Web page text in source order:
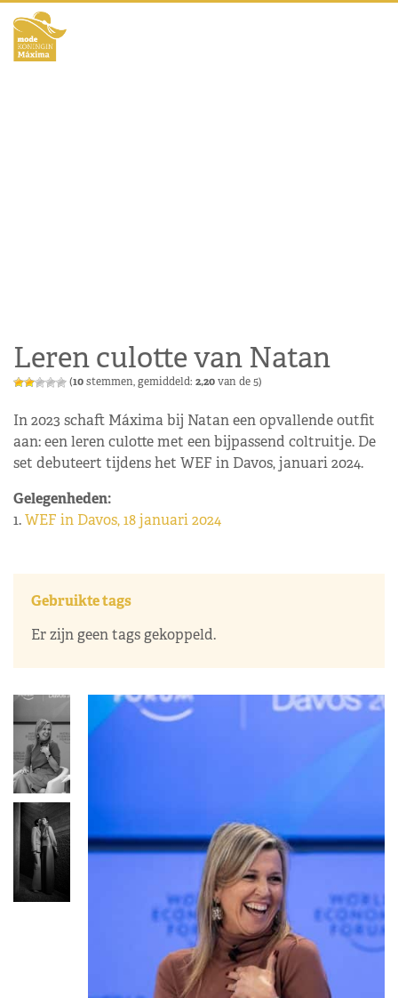
Leren culotte van Natan
(10stemmen, gemiddeld: 2,20van de 5)
In 2023 schaft Máxima bij Natan een opvallende outfit
aan: een leren culotte met een bijpassend coltruitje. De
set debuteert tijdens het WEF in Davos, januari 2024.
Gelegenheden:
1.WEF in Davos, 18 januari 2024
Gebruikte tags
Er zijn geen tags gekoppeld.